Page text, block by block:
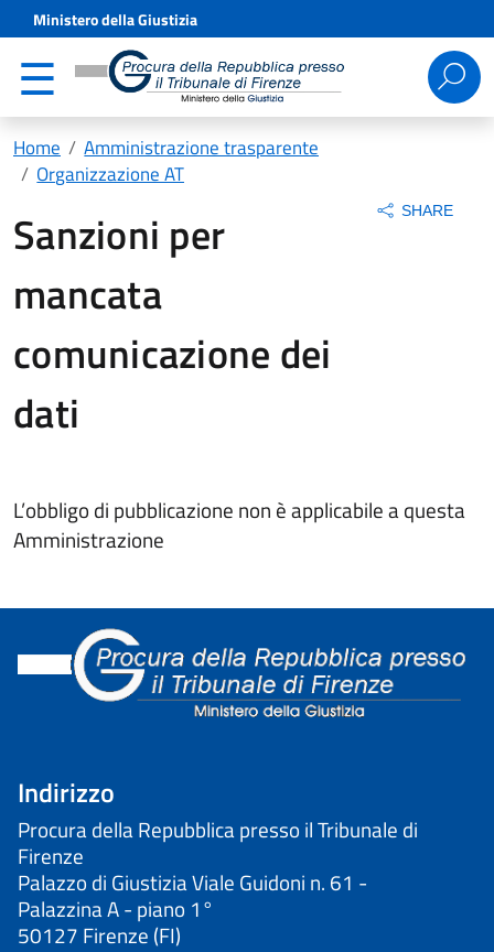
Ministero della Giustizia
Ricerca
per:
Home
Amministrazione trasparente
Organizzazione AT
Sanzioni per
mancata
comunicazione dei
dati
SHARE
L’obbligo di pubblicazione non è applicabile a questa
Amministrazione
Indirizzo
Procura della Repubblica presso il Tribunale di
Firenze
Palazzo di Giustizia Viale Guidoni n. 61 -
Palazzina A - piano 1°
50127 Firenze (FI)